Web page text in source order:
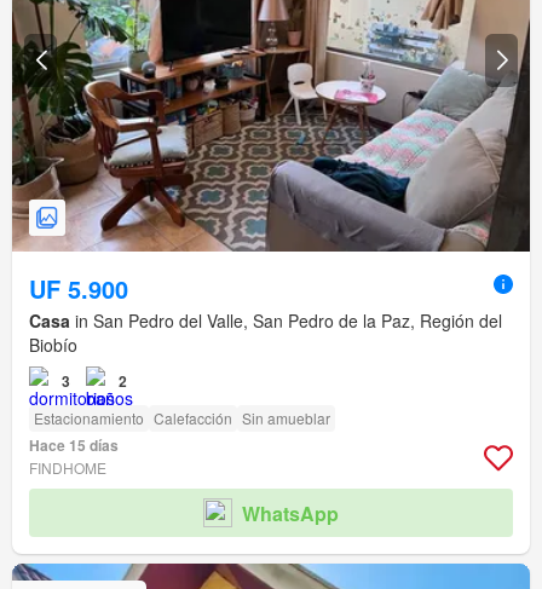
UF 5.900
Casa in San Pedro del Valle, San Pedro de la Paz, Región del
Biobío
3 2
Estacionamiento Calefacción Sin amueblar
Hace 15 días
FINDHOME
WhatsApp